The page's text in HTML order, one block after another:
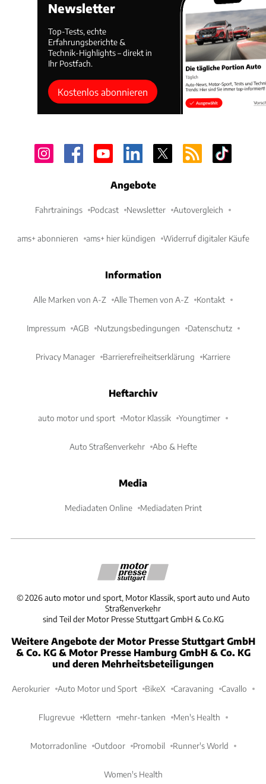
Newsletter
Top-Tests, echte
Erfahrungsberichte &
Technik-Highlights – direkt in
Ihr Postfach.
Kostenlos abonnieren
Angebote
Fahrtrainings Podcast Newsletter Autovergleich
ams+ abonnieren ams+ hier kündigen Widerruf digitaler Käufe
Information
Alle Marken von A-Z Alle Themen von A-Z Kontakt
Impressum AGB Nutzungsbedingungen Datenschutz
Privacy Manager Barrierefreiheitserklärung Karriere
Heftarchiv
auto motor und sport Motor Klassik Youngtimer
Auto Straßenverkehr Abo & Hefte
Media
Mediadaten Online Mediadaten Print
©2026 auto motor und sport, Motor Klassik, sport auto und Auto
Straßenverkehr
sind Teil der Motor Presse Stuttgart GmbH & Co.KG
Weitere Angebote der Motor Presse Stuttgart GmbH
& Co. KG & Motor Presse Hamburg GmbH & Co. KG
und deren Mehrheitsbeteiligungen
Aerokurier Auto Motor und Sport BikeX Caravaning Cavallo
Flugrevue Klettern mehr-tanken Men's Health
Motorradonline Outdoor Promobil Runner's World
Women's Health